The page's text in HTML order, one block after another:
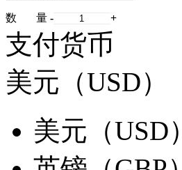
数 量 - +
支付货币
美元（USD）
美元（USD）